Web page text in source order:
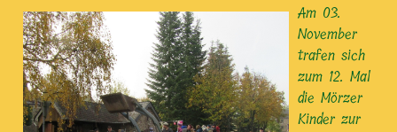
Am 03.
November
trafen sich
zum 12. Mal
die Mörzer
Kinder zur